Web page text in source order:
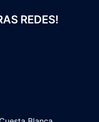
REDES!